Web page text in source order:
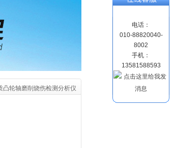
凸轮轴磨削烧伤检测分析仪
电话：
010-88820040-
8002
手机：
13581588593